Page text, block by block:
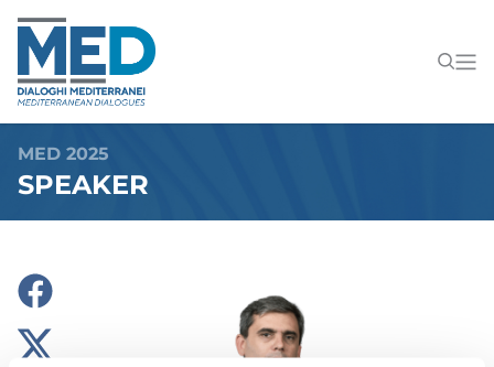
MED 2025
SPEAKER